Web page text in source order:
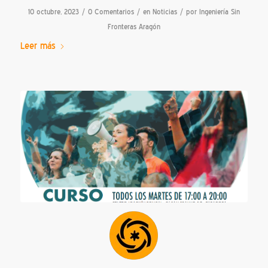
10 octubre, 2023 / 0 Comentarios / en Noticias / por Ingeniería Sin
Fronteras Aragón
Leer más